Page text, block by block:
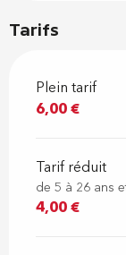
Tarifs
Plein tarif
6,00 €
Tarif réduit
de 5 à 26 ans
4,00 €